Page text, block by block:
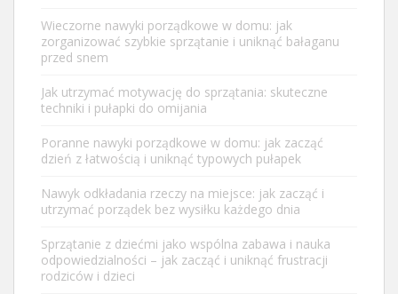
Wieczorne nawyki porządkowe w domu: jak
zorganizować szybkie sprzątanie i uniknąć bałaganu
przed snem
Jak utrzymać motywację do sprzątania: skuteczne
techniki i pułapki do omijania
Poranne nawyki porządkowe w domu: jak zacząć
dzień z łatwością i uniknąć typowych pułapek
Nawyk odkładania rzeczy na miejsce: jak zacząć i
utrzymać porządek bez wysiłku każdego dnia
Sprzątanie z dziećmi jako wspólna zabawa i nauka
odpowiedzialności – jak zacząć i uniknąć frustracji
rodziców i dzieci